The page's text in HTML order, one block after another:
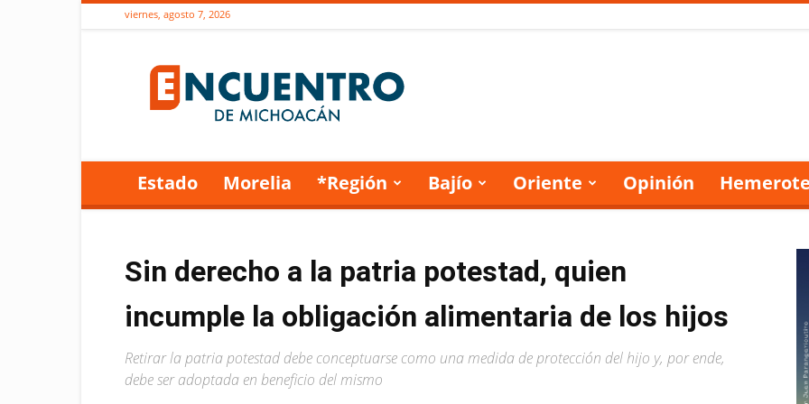
viernes, agosto 7, 2026
de
Michoacán
Estado Morelia *Región Bajío Oriente Opinión
Sin derecho a la patria potestad, quien
incumple la obligación alimentaria de los hijos
Retirar la patria potestad debe conceptuarse como una medida de protección del hijo y, por ende,
debe ser adoptada en beneficio del mismo